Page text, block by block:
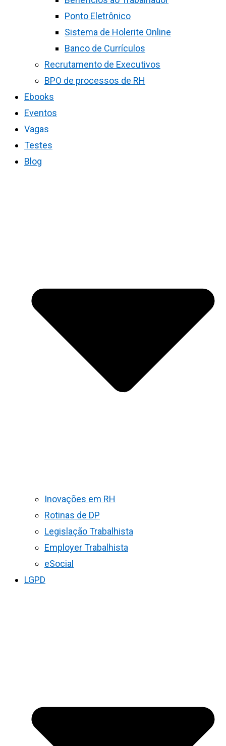
Ponto Eletrônico
Sistema de Holerite Online
Banco de Currículos
Recrutamento de Executivos
BPO de processos de RH
Ebooks
Eventos
Vagas
Testes
Blog
Inovações em RH
Rotinas de DP
Legislação Trabalhista
Employer Trabalhista
eSocial
LGPD